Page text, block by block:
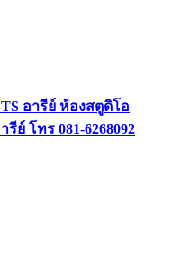
อารีย์ ห้องสตูดิโอ
ย์ โทร 081-6268092